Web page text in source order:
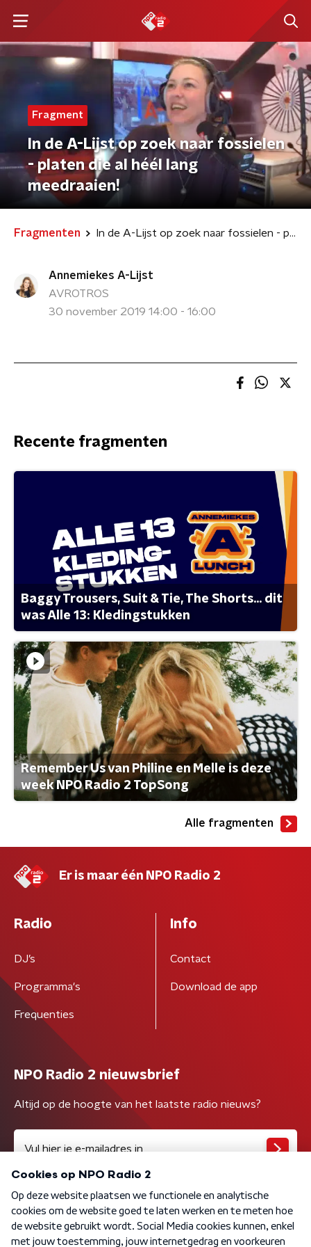
Fragment
In de A-Lijst op zoek naar fossielen
- platen die al héél lang
meedraaien!
Fragmenten In de A-Lijst op zoek naar fossielen - platen die al héél lang meedraaien!
Annemiekes A-Lijst
AVROTROS
30 november 2019 14:00 - 16:00
Recente fragmenten
Baggy Trousers, Suit & Tie, The Shorts... dit
was Alle 13: Kledingstukken
Remember Us van Philine en Melle is deze
week NPO Radio 2 TopSong
Alle fragmenten
Er is maar één NPO Radio 2
Radio
DJ’s
Programma's
Frequenties
Info
Contact
Download de app
NPO Radio 2 nieuwsbrief
Altijd op de hoogte van het laatste radio nieuws?
Algemene voorwaarden